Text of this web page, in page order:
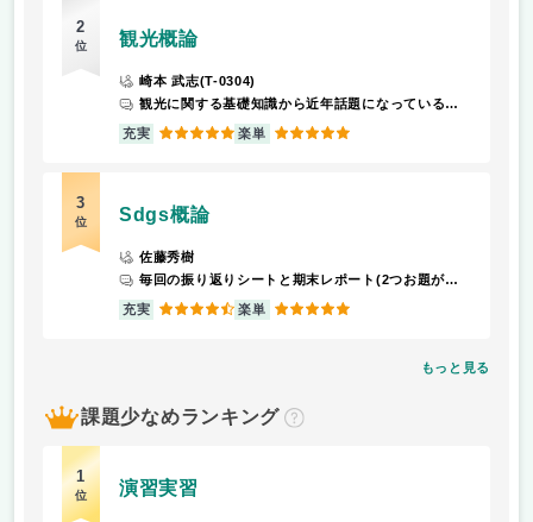
2
位 観光概論
崎本 武志(T-0304)
観光に関する基礎知識から近年話題になっている観光や問題点などを学ぶ。
充実 5 楽単 5
3
位 Sdgs概論
佐藤秀樹
毎回の振り返りシートと期末レポート(2つお題が出され、それぞれ1000字以上で回答)で評価される。 授業中に使用されるスライドがとてもわかりやすい。 他学科履修可。実際に他学科の学生も多い。
充実 4.5 楽単 5
もっと見る
課題少なめランキング
？
1
位 演習実習